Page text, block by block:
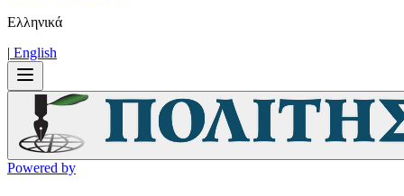
Ελληνικά
| Εnglish
Powered by